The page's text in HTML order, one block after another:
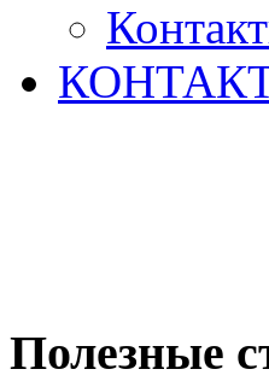
Полезные